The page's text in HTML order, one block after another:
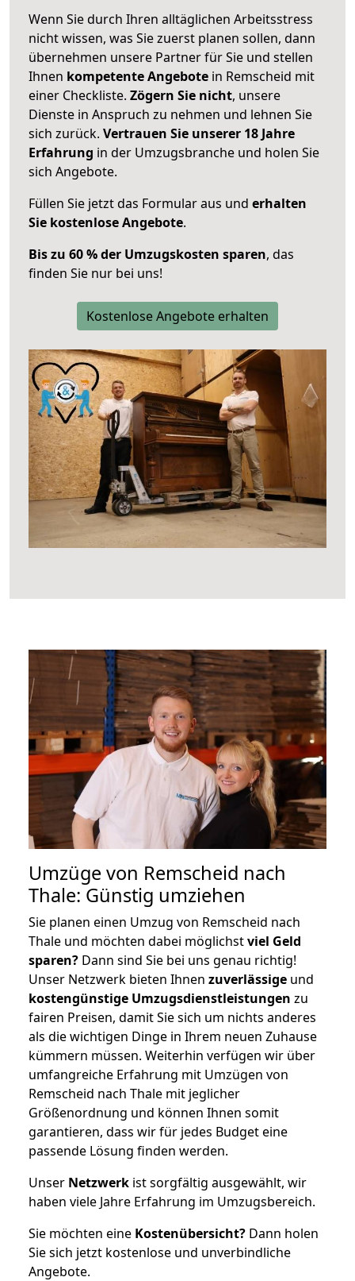
Wenn Sie durch Ihren alltäglichen Arbeitsstress
nicht wissen, was Sie zuerst planen sollen, dann
übernehmen unsere Partner für Sie und stellen
Ihnen kompetente Angebote in Remscheid mit
einer Checkliste. Zögern Sie nicht, unsere
Dienste in Anspruch zu nehmen und lehnen Sie
sich zurück. Vertrauen Sie unserer 18 Jahre
Erfahrung in der Umzugsbranche und holen Sie
sich Angebote.
Füllen Sie jetzt das Formular aus und erhalten
Sie kostenlose Angebote.
Bis zu 60 % der Umzugskosten sparen, das
finden Sie nur bei uns!
Kostenlose Angebote erhalten
Umzüge von Remscheid nach
Thale: Günstig umziehen
Sie planen einen Umzug von Remscheid nach
Thale und möchten dabei möglichstviel Geld
sparen? Dann sind Sie bei uns genau richtig!
Unser Netzwerk bieten Ihnen zuverlässige und
kostengünstige Umzugsdienstleistungen zu
fairen Preisen, damit Sie sich um nichts anderes
als die wichtigen Dinge in Ihrem neuen Zuhause
kümmern müssen. Weiterhin verfügen wir über
umfangreiche Erfahrung mit Umzügen von
Remscheid nach Thale mit jeglicher
Größenordnung und können Ihnen somit
garantieren, dass wir für jedes Budget eine
passende Lösung finden werden.
Unser Netzwerk ist sorgfältig ausgewählt, wir
haben viele Jahre Erfahrung im Umzugsbereich.
Sie möchten eine Kostenübersicht? Dann holen
Sie sich jetzt kostenlose und unverbindliche
Angebote.